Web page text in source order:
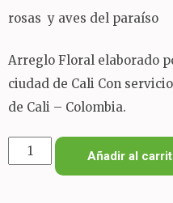
rosas y aves del paraíso
Arreglo Floral elaborado
ciudad de Cali Con
de Cali – Colombia.
)ARREGLO
Añadir al